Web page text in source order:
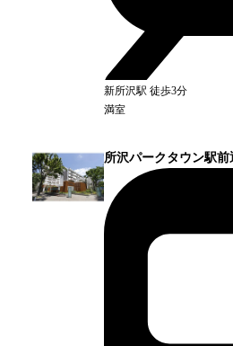
新所沢駅 徒歩3分
満室
所沢パークタウン駅前